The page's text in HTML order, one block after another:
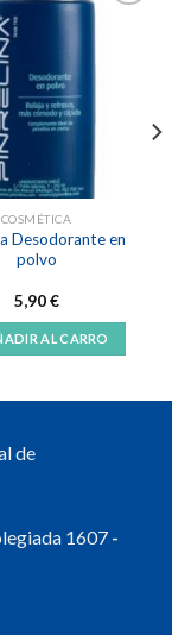
COSMÉTICA
Desodorante en
polvo
5,90€
AL CARRO
de
1607 -